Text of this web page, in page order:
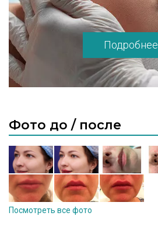
Подробнее
Фото до / после
Посмотреть все фото